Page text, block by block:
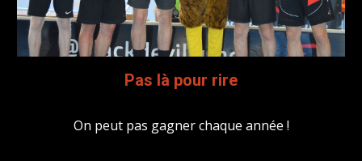
Pas là pour rire
On peut pas gagner chaque année !